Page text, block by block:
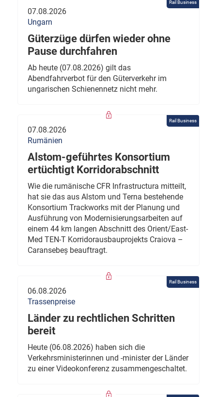
Rail Business
07.08.2026
Ungarn
Güterzüge dürfen wieder ohne
Pause durchfahren
Ab heute (07.08.2026) gilt das
Abendfahrverbot für den Güterverkehr im
ungarischen Schienennetz nicht mehr.
Rail Business
07.08.2026
Rumänien
Alstom-geführtes Konsortium
ertüchtigt Korridorabschnitt
Wie die rumänische CFR Infrastructura mitteilt,
hat sie das aus Alstom und Terna bestehende
Konsortium Trackworks mit der Planung und
Ausführung von Modernisierungsarbeiten auf
einem 44 km langen Abschnitt des Orient/East-
Med TEN-T Korridorausbauprojekts Craiova –
Caransebeș beauftragt.
Rail Business
06.08.2026
Trassenpreise
Länder zu rechtlichen Schritten
bereit
Heute (06.08.2026) haben sich die
Verkehrsministerinnen und -minister der Länder
zu einer Videokonferenz zusammengeschaltet.